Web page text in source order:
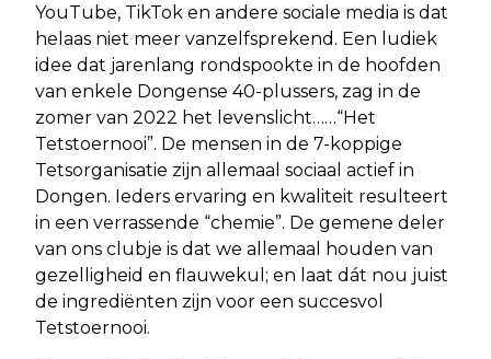
YouTube, TikTok en andere sociale media is dat
helaas niet meer vanzelfsprekend. Een ludiek
idee dat jarenlang rondspookte in de hoofden
van enkele Dongense 40-plussers, zag in de
zomer van 2022 het levenslicht……“Het
Tetstoernooi”. De mensen in de 7-koppige
Tetsorganisatie zijn allemaal sociaal actief in
Dongen. Ieders ervaring en kwaliteit resulteert
in een verrassende “chemie”. De gemene deler
van ons clubje is dat we allemaal houden van
gezelligheid en flauwekul; en laat dát nou juist
de ingrediënten zijn voor een succesvol
Tetstoernooi.